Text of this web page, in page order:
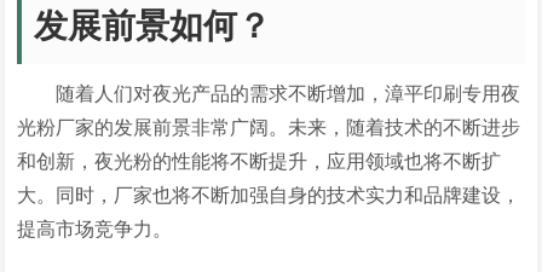
发展前景如何？
随着人们对夜光产品的需求不断增加，漳平印刷专用夜
光粉厂家的发展前景非常广阔。未来，随着技术的不断进步
和创新，夜光粉的性能将不断提升，应用领域也将不断扩
大。同时，厂家也将不断加强自身的技术实力和品牌建设，
提高市场竞争力。